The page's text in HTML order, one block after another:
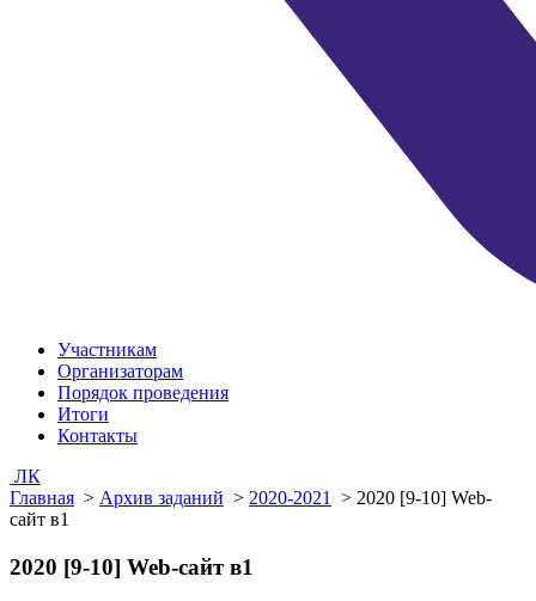
Участникам
Организаторам
Порядок проведения
Итоги
Контакты
ЛК
Главная > Архив заданий > 2020-2021 > 2020 [9-10] Web-
сайт в1
2020 [9-10] Web-сайт в1